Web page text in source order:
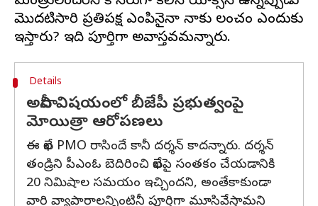
మొదటిసారి ప్రతిపక్ష ఎంపినైనా నాకు లంచం ఎందుకు
Details
అదానీ విషయంలో బీజేపీ ప్రభుత్వంపై
మోయిత్రా ఆరోపణలు
ఈ లేఖ PMO రాసిందే కానీ దర్శన్ కాదన్నారు. దర్శన్
తండ్రిని పీఎంఓ బెదిరించి లేఖపై సంతకం చేయడానికి
20 నిమిషాల సమయం ఇచ్చిందని, అంతేకాకుండా
వారి వ్యాపారాలన్నింటినీ పూర్తిగా మూసివేస్తామని